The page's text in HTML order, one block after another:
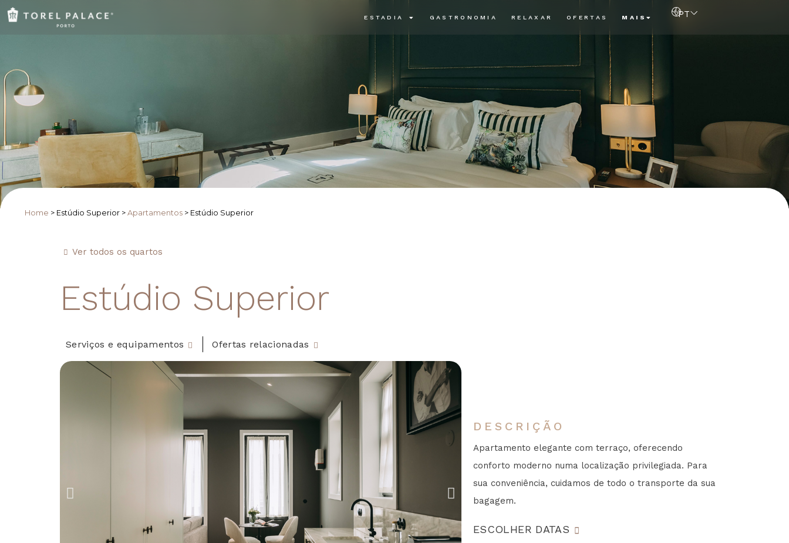
ESTADIA GASTRONOMIA RELAXAR OFERTAS MAIS PT
Home > Estúdio Superior > Apartamentos > Estúdio Superior
Ver todos os quartos
Estúdio Superior
Serviços e equipamentos Ofertas relacionadas
DESCRIÇÃO
Apartamento elegante com terraço, oferecendo
conforto moderno numa localização privilegiada. Para
sua conveniência, cuidamos de todo o transporte da sua
bagagem.
ESCOLHER DATAS